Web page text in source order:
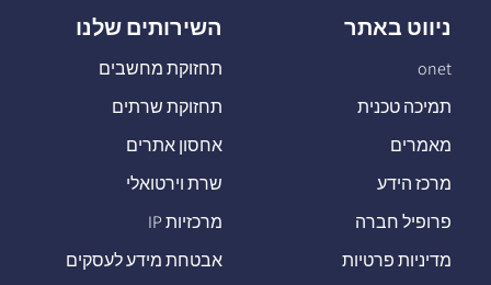
ניווט באתר
onet
תמיכה טכנית
מאמרים
מרכז הידע
פרופיל חברה
מדיניות פרטיות
השירותים שלנו
תחזוקת מחשבים
תחזוקת שרתים
אחסון אתרים
שרת וירטואלי
מרכזיות IP
אבטחת מידע לעסקים